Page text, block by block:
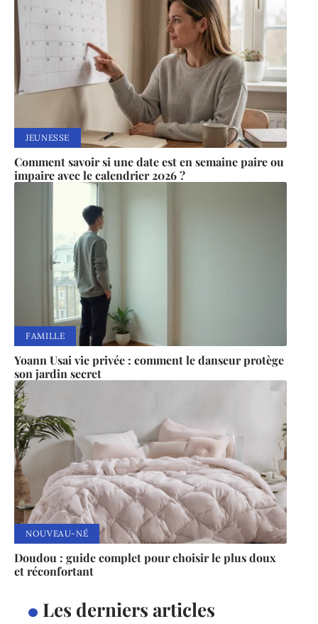
JEUNESSE
Comment savoir si une date est en semaine paire ou
impaire avec le calendrier 2026 ?
FAMILLE
Yoann Usai vie privée : comment le danseur protège
son jardin secret
NOUVEAU-NÉ
Doudou : guide complet pour choisir le plus doux
et réconfortant
Les derniers articles